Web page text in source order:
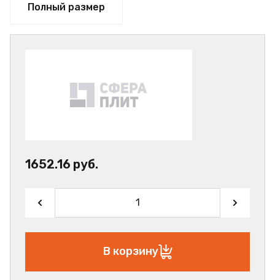
Полный размер
1652.16 руб.
В корзину